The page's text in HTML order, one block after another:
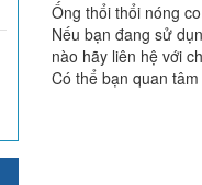
Ống thổi thổi nóng
Nếu bạn đang sử
nào hãy liên hệ với
Có thể bạn quan